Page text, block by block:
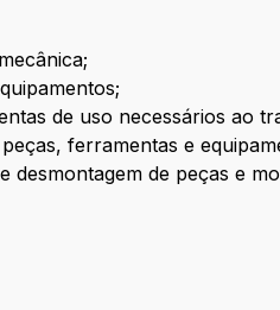
de uso necessários ao
ferramentas e
desmontagem de peças e